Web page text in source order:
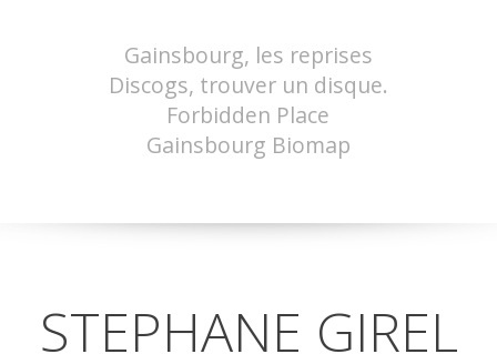
Gainsbourg, les reprises
Discogs, trouver un disque.
Forbidden Place
Gainsbourg Biomap
STEPHANE GIREL